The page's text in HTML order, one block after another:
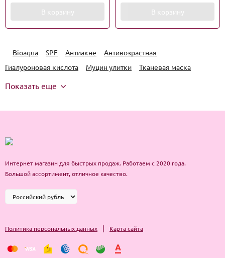
В корзину В корзину
Bioaqua SPF Антиакне
Антивозрастная
Гиалуроновая кислота
Муцин улитки Тканевая маска
Показать еще
Интернет магазин для быстрых продаж. Работаем с 2020 года.
Большой ассортимент, отличное качество.
Политика персональных данных | Карта сайта